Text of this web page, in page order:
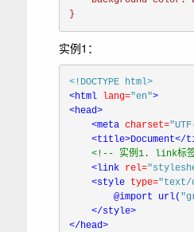
}
实例1：
<!DOCTYPE html >
<html lang="en" >
<head>
<meta charset=
<title>Document</
<!-- 实例1. link标签
<link rel=
<style type="text/
@import url(
</
style>
</
head>